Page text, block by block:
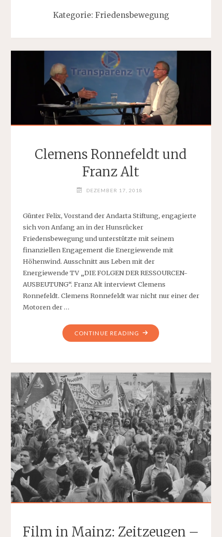
Kategorie: Friedensbewegung
Clemens Ronnefeldt und
Franz Alt
DEZEMBER 17, 2018
Günter Felix, Vorstand der Andarta Stiftung, engagierte
sich von Anfang an in der Hunsrücker
Friedensbewegung und unterstützte mit seinem
finanziellen Engagement die Energiewende mit
Höhenwind. Ausschnitt aus Leben mit der
Energiewende TV „DIE FOLGEN DER RESSOURCEN-
AUSBEUTUNG“. Franz Alt interviewt Clemens
Ronnefeldt. Clemens Ronnefeldt war nicht nur einer der
Motoren der …
CONTINUE READING "CLEMENS
Film in Mainz: Zeitzeugen –